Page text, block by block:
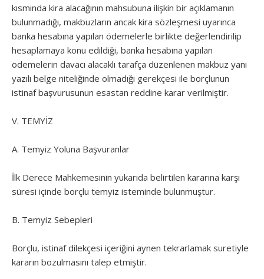
kısmında kira alacağının mahsubuna ilişkin bir açıklamanın
bulunmadığı, makbuzların ancak kira sözleşmesi uyarınca
banka hesabına yapılan ödemelerle birlikte değerlendirilip
hesaplamaya konu edildiği, banka hesabına yapılan
ödemelerin davacı alacaklı tarafça düzenlenen makbuz yani
yazılı belge niteliğinde olmadığı gerekçesi ile borçlunun
istinaf başvurusunun esastan reddine karar verilmiştir.
V. TEMYİZ
A. Temyiz Yoluna Başvuranlar
İlk Derece Mahkemesinin yukarıda belirtilen kararına karşı
süresi içinde borçlu temyiz isteminde bulunmuştur.
B. Temyiz Sebepleri
Borçlu, istinaf dilekçesi içeriğini aynen tekrarlamak suretiyle
kararın bozulmasını talep etmiştir.